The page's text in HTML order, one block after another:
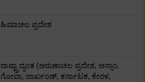
ಹಿಮಾಚಲ ಪ್ರದೇಶ
ರಾಷ್ಟ್ರಾದ್ಯಂತ (ಅರುಣಾಚಲ ಪ್ರದೇಶ, ಅಸ್ಸಾಂ,
ಗೋವಾ, ಜಾರ್ಖಂಡ್, ಕರ್ನಾಟಕ, ಕೇರಳ,